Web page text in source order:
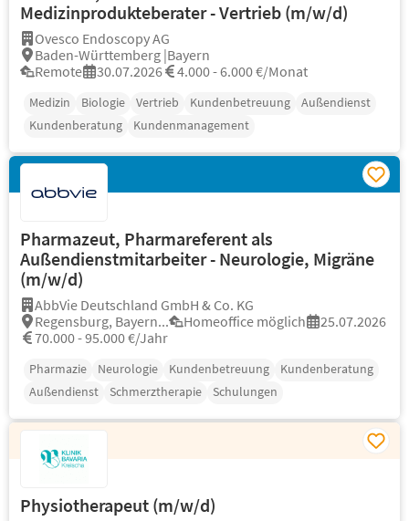
Medizinprodukteberater - Vertrieb (m/w/d)
Ovesco Endoscopy AG
Baden-Württemberg |Bayern
Remote
30.07.2026 4.000 - 6.000 €/Monat
Medizin Biologie Vertrieb Kundenbetreuung
Außendienst
Kundenberatung
Kundenmanagement
Pharmazeut, Pharmareferent als
Außendienstmitarbeiter - Neurologie, Migräne
(m/w/d)
AbbVie Deutschland GmbH & Co. KG
Regensburg, Bayern...
Homeoffice möglich
25.07.2026
70.000 - 95.000 €/Jahr
Pharmazie Neurologie Kundenbetreuung
Kundenberatung
Außendienst
Schmerztherapie Schulungen
Physiotherapeut (m/w/d)